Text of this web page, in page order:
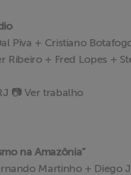
Piva + Cristiano
Ribeiro + Fred Lopes +
📷 Ver trabalho
na Amazônia”
Martinho + Diego